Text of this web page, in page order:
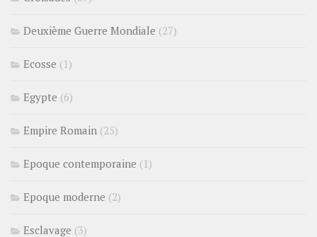
Deuxième Guerre Mondiale (27)
Ecosse (1)
Egypte (6)
Empire Romain (25)
Epoque contemporaine (1)
Epoque moderne (2)
Esclavage (3)